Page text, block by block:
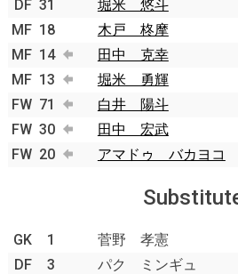
DF 31 堀米 悠斗
MF 18 木戸 柊摩
MF 14 田中 克幸
MF 13 堀米 勇輝
FW 71 白井 陽斗
FW 30 田中 宏武
FW 20 アマドゥ バカヨコ
GK 1
菅野 孝憲
DF
3
パク ミンギュ